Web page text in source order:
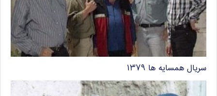
سریال همسایه ها ۱۳۷۹